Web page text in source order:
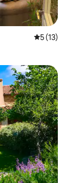
レビュー
5 (13)